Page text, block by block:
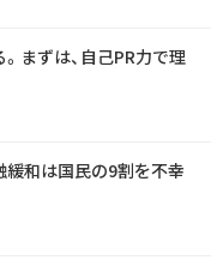
まずは、自己PR力で理
和は国民の9割を不幸